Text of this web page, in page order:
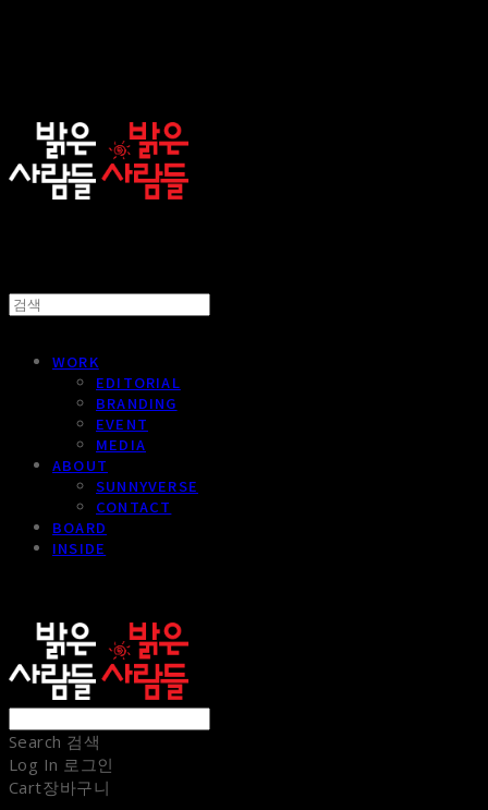
WORK
EDITORIAL
BRANDING
EVENT
MEDIA
ABOUT
SUNNYVERSE
CONTACT
BOARD
INSIDE
Search 검색
Log In 로그인
Cart장바구니